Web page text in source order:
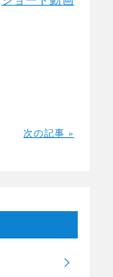
次の記事 »